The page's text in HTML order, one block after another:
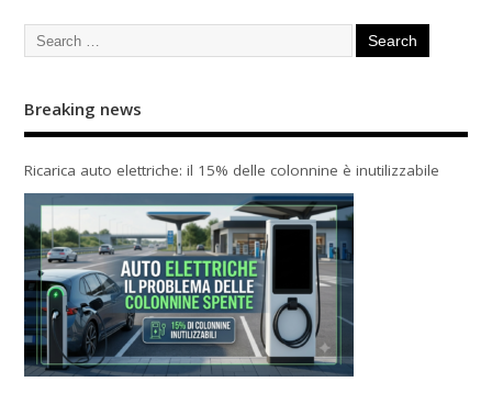
Breaking news
Ricarica auto elettriche: il 15% delle colonnine è inutilizzabile